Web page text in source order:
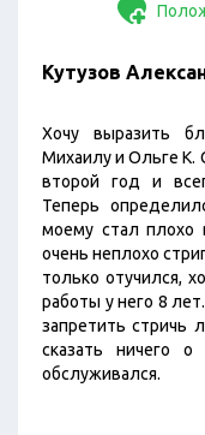
Кутузов
Хочу выразить
Михаилу и Ольге К.
второй год и
Теперь
моему стал плохо
очень неплохо
только отучился,
работы у него 8
запретить стричь
сказать ничего
обслуживался.